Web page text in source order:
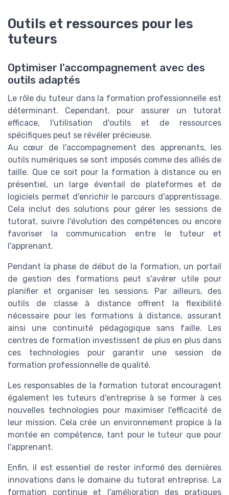
Outils et ressources pour les
tuteurs
Optimiser l'accompagnement avec des
outils adaptés
Le rôle du tuteur dans la formation professionnelle est
déterminant. Cependant, pour assurer un tutorat
efficace, l'utilisation d'outils et de ressources
spécifiques peut se révéler précieuse.
Au cœur de l'accompagnement des apprenants, les
outils numériques se sont imposés comme des alliés de
taille. Que ce soit pour la formation à distance ou en
présentiel, un large éventail de plateformes et de
logiciels permet d'enrichir le parcours d'apprentissage.
Cela inclut des solutions pour gérer les sessions de
tutorat, suivre l'évolution des compétences ou encore
favoriser la communication entre le tuteur et
l'apprenant.
Pendant la phase de début de la formation, un portail
de gestion des formations peut s'avérer utile pour
planifier et organiser les sessions. Par ailleurs, des
outils de classe à distance offrent la flexibilité
nécessaire pour les formations à distance, assurant
ainsi une continuité pédagogique sans faille. Les
centres de formation investissent de plus en plus dans
ces technologies pour garantir une session de
formation professionnelle de qualité.
Les responsables de la formation tutorat encouragent
également les tuteurs d'entreprise à se former à ces
nouvelles technologies pour maximiser l'efficacité de
leur mission. Cela crée un environnement propice à la
montée en compétence, tant pour le tuteur que pour
l'apprenant.
Enfin, il est essentiel de rester informé des dernières
innovations dans le domaine du tutorat entreprise. La
formation continue et l'amélioration des pratiques